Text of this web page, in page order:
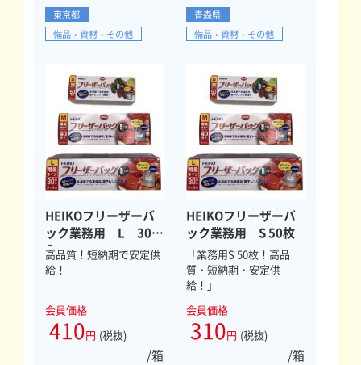
東京都
備品・資材・その他
青森県
備品・資材・その他
HEIKOフリーザーバ
ック業務用 L 30枚
入
高品質！短納期で安定供
給！
会員価格
410円 (税抜)
/箱
HEIKOフリーザーバ
ック業務用 S 50枚
「業務用S 50枚！高品
質・短納期・安定供
給！」
会員価格
310円 (税抜)
/箱